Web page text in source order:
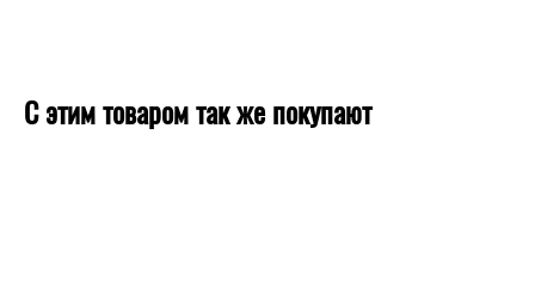
С этим товаром так же покупают